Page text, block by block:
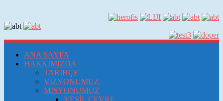
ANA SAYFA
HAKKIMIZDA
TARİHÇE
VİZYONUMUZ
MİSYONUMUZ
YEŞİL ÇEVRE